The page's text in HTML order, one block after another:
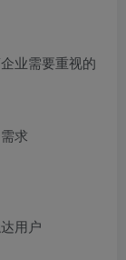
业需要重视的
求
用户